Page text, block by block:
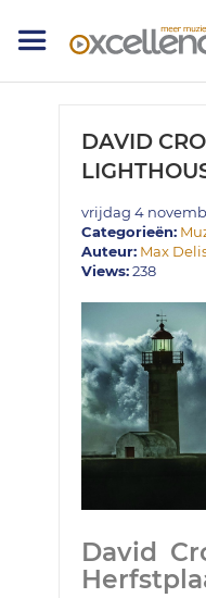
naar
de
DAVID
vrijdag 4
Categorieën:
Auteur: Max
Views:238
David